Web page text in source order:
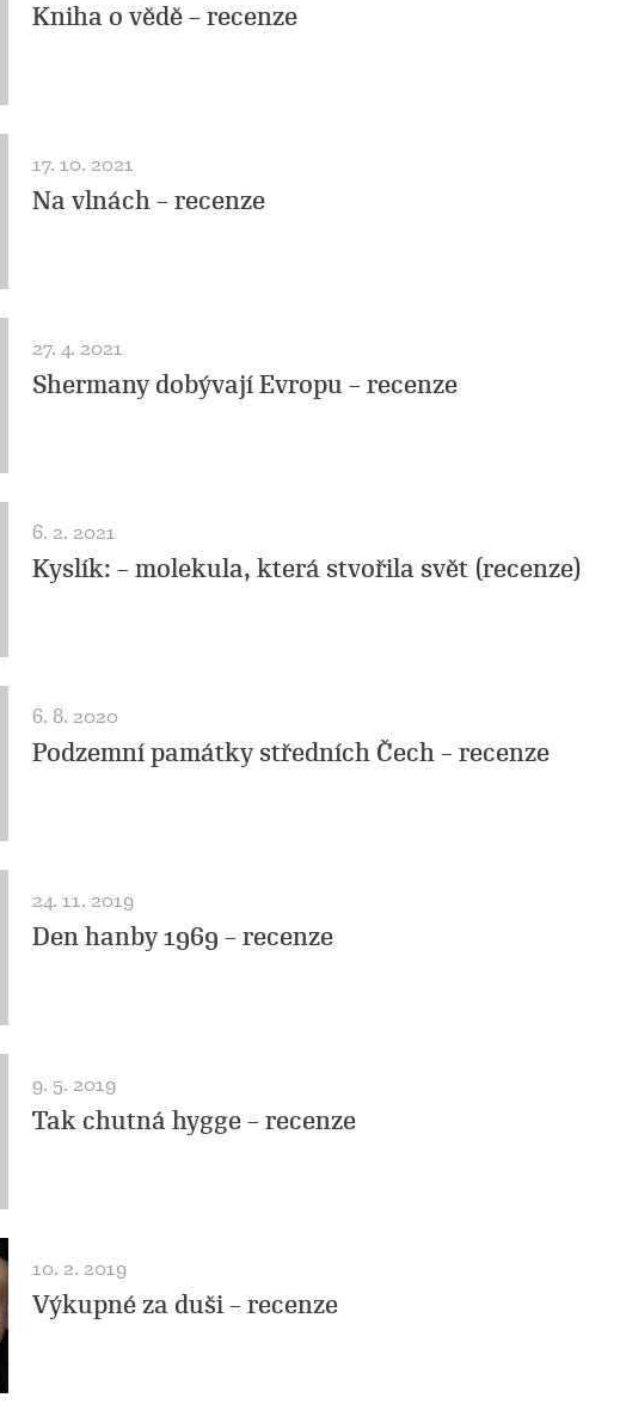
Kniha o vědě – recenze
17. 10. 2021
Na vlnách – recenze
27. 4. 2021
Shermany dobývají Evropu – recenze
6. 2. 2021
Kyslík: – molekula, která stvořila svět (recenze)
6. 8. 2020
Podzemní památky středních Čech – recenze
24. 11. 2019
Den hanby 1969 – recenze
9. 5. 2019
Tak chutná hygge – recenze
10. 2. 2019
Výkupné za duši – recenze